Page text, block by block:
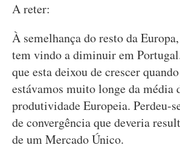
A reter:
À semelhança do resto da
tem vindo a diminuir em
que esta deixou de crescer
estávamos muito longe da média
produtividade Europeia. Perdeu-
de convergência que deveria
de um Mercado Único.